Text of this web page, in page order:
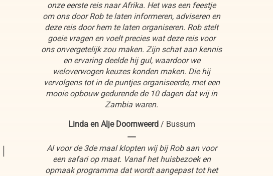
onze eerste reis naar Afrika. Het was een feestje
om ons door Rob te laten informeren, adviseren en
deze reis door hem te laten organiseren. Rob stelt
goeie vragen en voelt precies wat deze reis voor
ons onvergetelijk zou maken. Zijn schat aan kennis
en ervaring deelde hij gul, waardoor we
weloverwogen keuzes konden maken. Die hij
vervolgens tot in de puntjes organiseerde, met een
mooie opbouw gedurende de 10 dagen dat wij in
Zambia waren.
Linda en Alje Doornweerd / Bussum
----
Al voor de 3de maal klopten wij bij Rob aan voor
een safari op maat. Vanaf het huisbezoek en
opmaak programma dat wordt aangepast tot het